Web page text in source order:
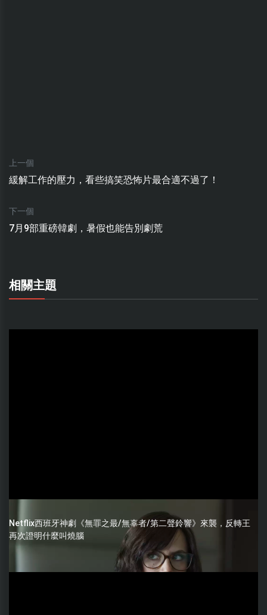
上一個
緩解工作的壓力，看些搞笑恐怖片最合適不過了！
下一個
7月9部重磅韓劇，暑假也能告別劇荒
相關主題
Netflix西班牙神劇《無罪之最/無辜者/第二聲鈴響》來襲，反轉王
再次證明什麼叫燒腦